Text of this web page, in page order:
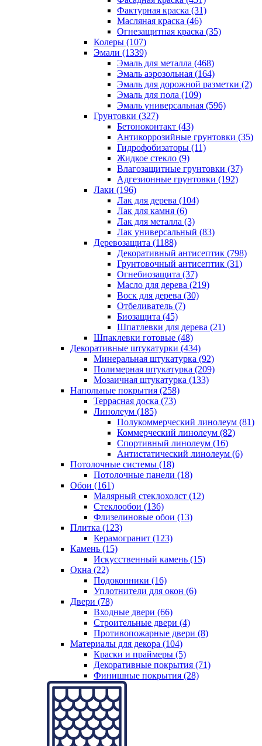
Фактурная краска (31)
Масляная краска (46)
Огнезащитная краска (35)
Колеры (107)
Эмали (1339)
Эмаль для металла (468)
Эмаль аэрозольная (164)
Эмаль для дорожной разметки (2)
Эмаль для пола (109)
Эмаль универсальная (596)
Грунтовки (327)
Бетоноконтакт (43)
Антикоррозийные грунтовки (35)
Гидрофобизаторы (11)
Жидкое стекло (9)
Влагозащитные грунтовки (37)
Адгезионные грунтовки (192)
Лаки (196)
Лак для дерева (104)
Лак для камня (6)
Лак для металла (3)
Лак универсальный (83)
Деревозащита (1188)
Декоративный антисептик (798)
Грунтовочный антисептик (31)
Огнебиозащита (37)
Масло для дерева (219)
Воск для дерева (30)
Отбеливатель (7)
Биозащита (45)
Шпатлевки для дерева (21)
Шпаклевки готовые (48)
Декоративные штукатурки (434)
Минеральная штукатурка (92)
Полимерная штукатурка (209)
Мозаичная штукатурка (133)
Напольные покрытия (258)
Террасная доска (73)
Линолеум (185)
Полукоммерческий линолеум (81)
Коммерческий линолеум (82)
Спортивный линолеум (16)
Антистатический линолеум (6)
Потолочные системы (18)
Потолочные панели (18)
Обои (161)
Малярный стеклохолст (12)
Стеклообои (136)
Флизелиновые обои (13)
Плитка (123)
Керамогранит (123)
Камень (15)
Искусственный камень (15)
Окна (22)
Подоконники (16)
Уплотнители для окон (6)
Двери (78)
Входные двери (66)
Строительные двери (4)
Противопожарные двери (8)
Материалы для декора (104)
Краски и праймеры (5)
Декоративные покрытия (71)
Финишные покрытия (28)